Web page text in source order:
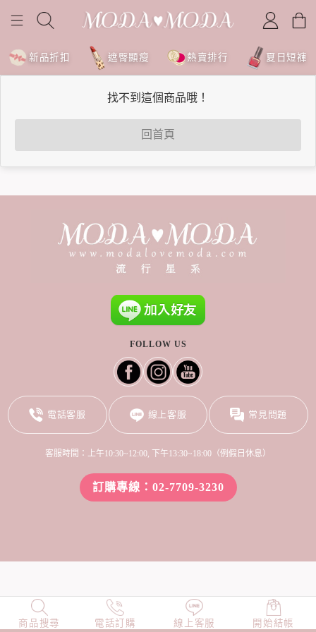
新品折扣 遮臀顯瘦 熱賣排行 夏日短褲
找不到這個商品哦！
回首頁
商品搜尋 電話訂購 線上客服 開始結帳
NEW 店長精選 TOP100 小編穿搭
FOLLOW US
電話客服 線上客服 常見問題
客服時間：上午10:30~12:00, 下午13:30~18:00（例假日休息）
訂購專線：02-7709-3230